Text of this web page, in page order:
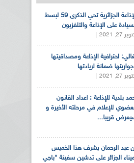
الإذاعة الجزائرية تحي الذكرى 59 لبسط
على الإذاعة والتلفزيون
27, 2021 |
احترافية الإذاعة ومصداقيتها
ضمانة لريادتها
27, 2021 |
بلدية للإذاعة : اعداد القانون
للإعلام في مرحلته الأخيرة و
قريبا...
عبد الرحمان يشرف هذا الخميس
الجزائر على تدشين سفينة "باجي